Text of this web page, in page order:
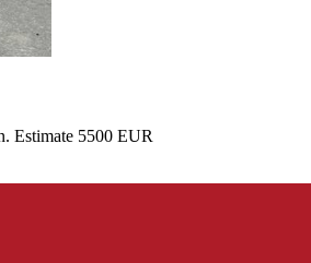
Estimate 5500 EUR